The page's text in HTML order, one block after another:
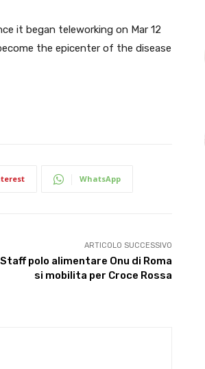
it began teleworking on Mar 12
the epicenter of the disease
WhatsApp
ARTICOLO SUCCESSIVO
Staff polo alimentare Onu di Roma
si mobilita per Croce Rossa